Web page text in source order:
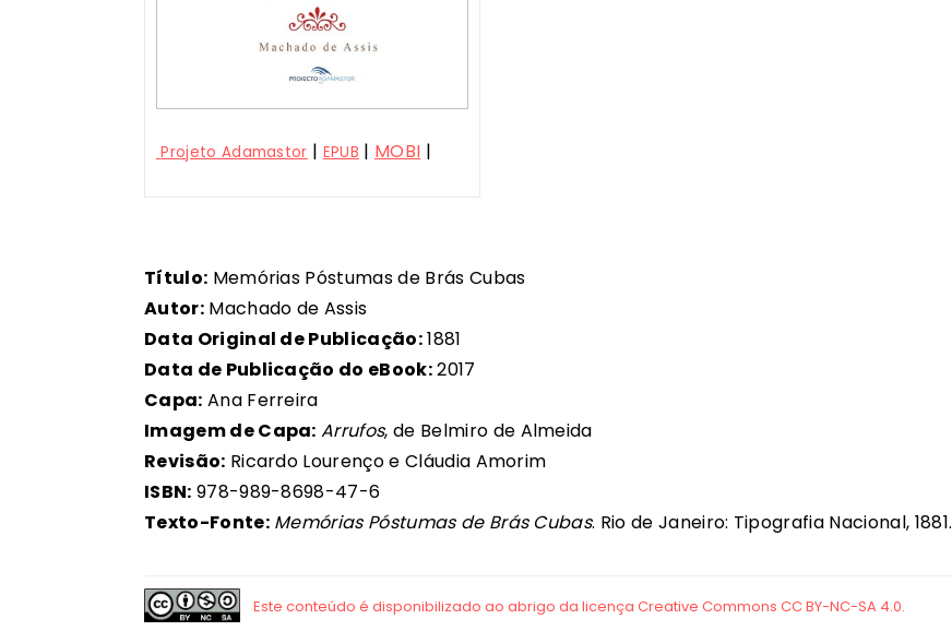
Projeto Adamastor | EPUB | MOBI |
Título: Memórias Póstumas de Brás Cubas
Autor:Machado de Assis
Data Original de Publicação:1881
Data de Publicação do eBook:2017
Capa: Ana Ferreira
Imagem de Capa: Arrufos, de Belmiro de Almeida
Revisão: Ricardo Lourenço e Cláudia Amorim
ISBN: 978-989-8698-47-6
Texto-Fonte: Memórias Póstumas de Brás Cubas. Rio de Janeiro: Tipografia Nacional, 1881.